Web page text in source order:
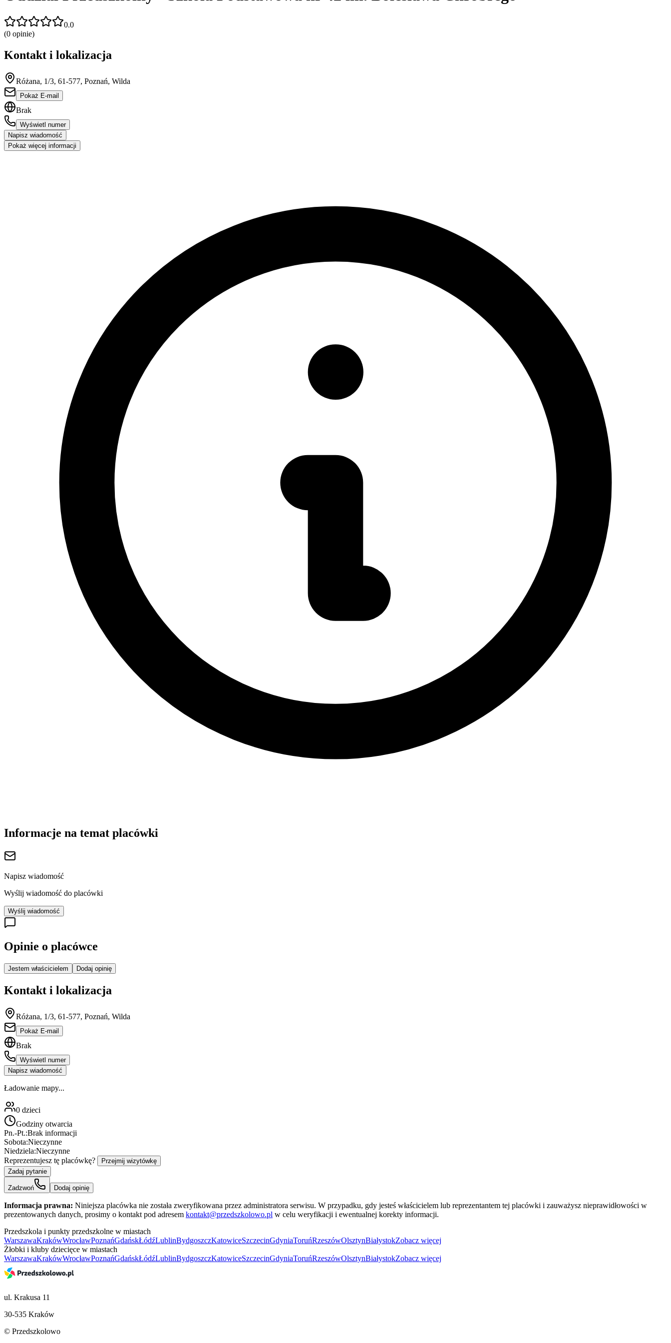
0.0
(0 opinie)
Kontakt i lokalizacja
Różana, 1/3, 61-577, Poznań, Wilda
Pokaż E-mail
Brak
Wyświetl numer
Napisz wiadomość
Pokaż więcej informacji
Informacje na temat placówki
Napisz wiadomość
Wyślij wiadomość do placówki
Wyślij wiadomość
Opinie o placówce
Jestem właścicielem Dodaj opinię
Kontakt i lokalizacja
Różana, 1/3, 61-577, Poznań, Wilda
Pokaż E-mail
Brak
Wyświetl numer
Napisz wiadomość
Ładowanie mapy...
0 dzieci
Godziny otwarcia
Pn.-Pt.:Brak informacji
Sobota:Nieczynne
Niedziela:Nieczynne
Reprezentujesz tę placówkę?
Przejmij wizytówkę
Zadaj pytanie
Zadzwoń Dodaj opinię
Informacja prawna: Niniejsza placówka nie została zweryfikowana przez administratora serwisu. W przypadku, gdy jesteś właścicielem lub reprezentantem tej placówki i zauważysz nieprawidłowości w
prezentowanych danych, prosimy o kontakt pod adresem kontakt@przedszkolowo.pl w celu weryfikacji i ewentualnej korekty informacji.
Przedszkola i punkty przedszkolne w miastach
WarszawaKrakówWrocławPoznańGdańskŁódźLublinBydgoszczKatowiceSzczecinGdyniaToruńRzeszówOlsztynBiałystokZobacz więcej
Żłobki i kluby dziecięce w miastach
WarszawaKrakówWrocławPoznańGdańskŁódźLublinBydgoszczKatowiceSzczecinGdyniaToruńRzeszówOlsztynBiałystokZobacz więcej
ul. Krakusa 11
30-535 Kraków
© Przedszkolowo